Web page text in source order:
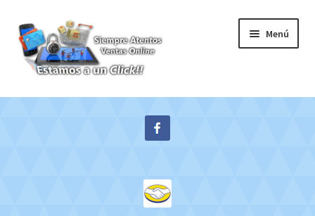
Ir
a
la
navegación
Ir
al
contenido
Menú
Inicio